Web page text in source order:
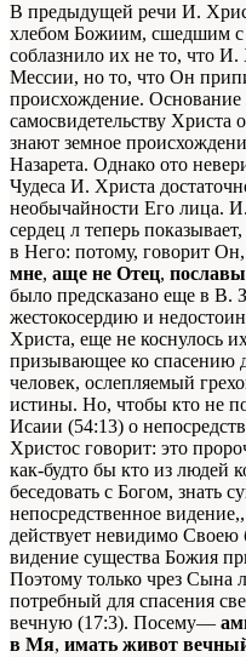
В предыдущей речи И.
хлебом Божиим, сшедшим с
соблазнило их не то, что
Мессии, но то, что Он
происхождение. Основание
самосвидетельству Христа
знают земное
Назарета. Однако ото
Чудеса И. Христа
необычайности Его лица.
сердец л теперь
в Него: потому, говорит
мне, аще не Отец,
было предсказано еще в В.
жестокосердию и
Христа, еще не коснулось
призывающее ко спасению
человек, ослепляемый
истины. Но, чтобы кто не
Исаии (54:13) о
Христос говорит: это
как-будто бы кто из людей
беседовать с Богом, знать
непосредственное
действует невидимо Своею
видение существа Божия
Поэтому только чрез Сына
потребный для спасения
вечную (17:3). Посему—
в Мя, имать живот